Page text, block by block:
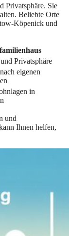
Privatsphäre. Sie
Beliebte Orte
Köpenick und
Privatsphäre
eigenen
in
und
Ihnen helfen,